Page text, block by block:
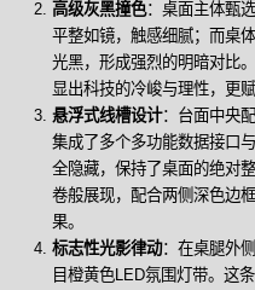
高级灰黑撞色：桌面主体甄
平整如镜，触感细腻；而桌
光黑，形成强烈的明暗对比
显出科技的冷峻与理性，更
悬浮式线槽设计：台面中央
集成了多个多功能数据接口
全隐藏，保持了桌面的绝对
卷般展现，配合两侧深色边
果。
标志性光影律动：在桌腿外
目橙黄色LED氛围灯带。这